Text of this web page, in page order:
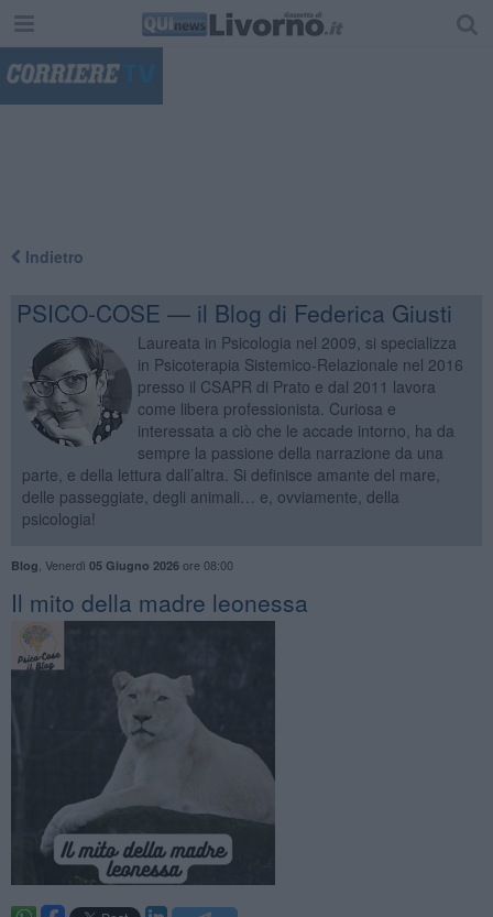
Indietro
PSICO-COSE — il Blog di Federica Giusti
Laureata in Psicologia nel 2009, si specializza
in Psicoterapia Sistemico-Relazionale nel 2016
presso il CSAPR di Prato e dal 2011 lavora
come libera professionista. Curiosa e
interessata a ciò che le accade intorno, ha da
sempre la passione della narrazione da una
parte, e della lettura dall’altra. Si definisce amante del mare,
delle passeggiate, degli animali… e, ovviamente, della
psicologia!
Blog Venerdì 05 Giugno 2026ore 08:00
​Il mito della madre leonessa